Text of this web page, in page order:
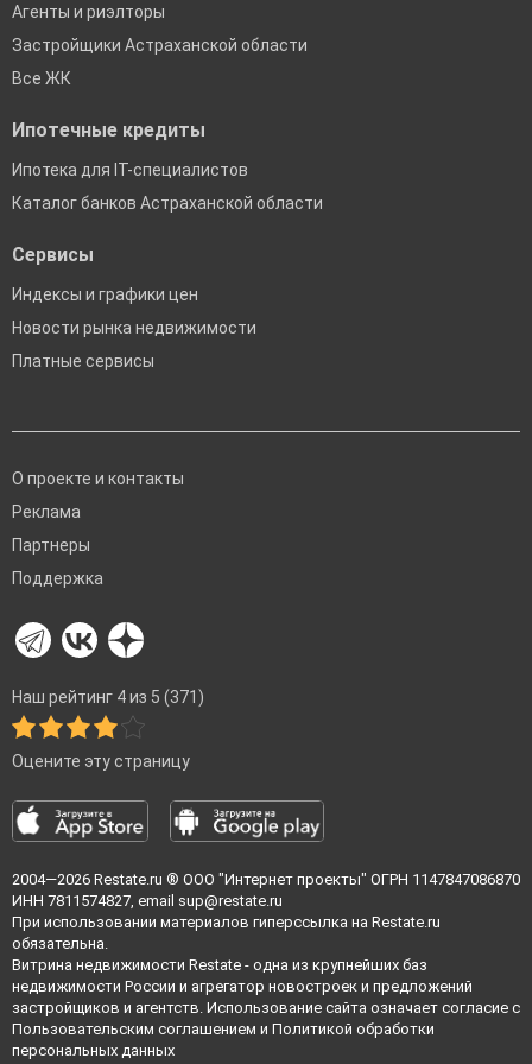
Агенты и риэлторы
Застройщики Астраханской области
Все ЖК
Ипотечные кредиты
Ипотека для IT-специалистов
Каталог банков Астраханской области
Сервисы
Индексы и графики цен
Новости рынка недвижимости
Платные сервисы
О проекте и контакты
Реклама
Партнеры
Поддержка
Наш рейтинг 4 из 5 (371)
Оцените эту страницу
2004—2026 Restate.ru ® ООО "Интернет проекты" ОГРН 1147847086870
ИНН 7811574827, email sup@restate.ru
При использовании материалов гиперссылка на Restate.ru
обязательна.
Витрина недвижимости Restate - одна из крупнейших баз
недвижимости России и агрегатор новостроек и предложений
застройщиков и агентств. Использование сайта означает согласие с
Пользовательским соглашением и Политикой обработки
персональных данных